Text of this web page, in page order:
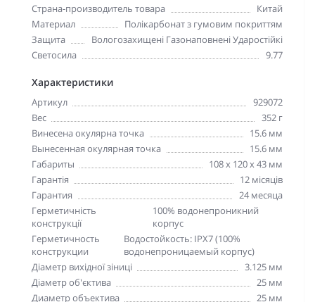
Страна-производитель товара
Китай
Материал
Полікарбонат з гумовим покриттям
Защита
Вологозахищені Газонаповнені Ударостійкі
Светосила
9.77
Характеристики
Артикул
929072
Вес
352 г
Винесена окулярна точка
15.6 мм
Вынесенная окулярная точка
15.6 мм
Габариты
108 х 120 х 43 мм
Гарантія
12 місяців
Гарантия
24 месяца
Герметичність
конструкції
100% водонепроникний
корпус
Герметичность
конструкции
Водостойкость: IPX7 (100%
водонепроницаемый корпус)
Діаметр вихідної зіниці
3.125 мм
Діаметр об'єктива
25 мм
Диаметр объектива
25 мм